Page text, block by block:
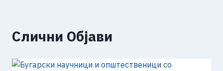
Слични Објави